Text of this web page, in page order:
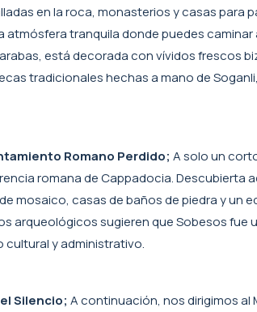
en la roca, monasterios y casas para
tranquila donde puedes
está decorada con vívidos frescos
tradicionales hechas a mano de
Romano Perdido; A solo un
romana de Cappadocia. Descubierta
mosaico, casas de baños de piedra y un
arqueológicos sugieren que Sobesos fue
y administrativo.
Silencio; A continuación, nos dirigimos al